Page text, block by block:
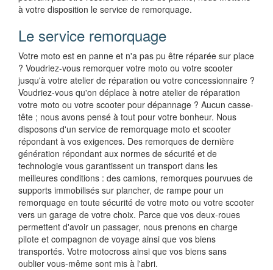
à votre disposition le service de remorquage.
Le service remorquage
Votre moto est en panne et n'a pas pu être réparée sur place
? Voudriez-vous remorquer votre moto ou votre scooter
jusqu'à votre atelier de réparation ou votre concessionnaire ?
Voudriez-vous qu'on déplace à notre atelier de réparation
votre moto ou votre scooter pour dépannage ? Aucun casse-
tête ; nous avons pensé à tout pour votre bonheur. Nous
disposons d'un service de remorquage moto et scooter
répondant à vos exigences. Des remorques de dernière
génération répondant aux normes de sécurité et de
technologie vous garantissent un transport dans les
meilleures conditions : des camions, remorques pourvues de
supports immobilisés sur plancher, de rampe pour un
remorquage en toute sécurité de votre moto ou votre scooter
vers un garage de votre choix. Parce que vos deux-roues
permettent d'avoir un passager, nous prenons en charge
pilote et compagnon de voyage ainsi que vos biens
transportés. Votre motocross ainsi que vos biens sans
oublier vous-même sont mis à l'abri.